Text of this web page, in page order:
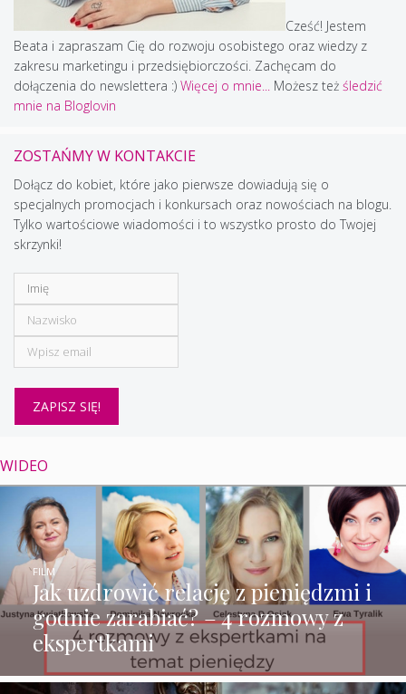
Cześć! Jestem
Beata i zapraszam Cię do rozwoju osobistego oraz wiedzy z
zakresu marketingu i przedsiębiorczości. Zachęcam do
dołączenia do newslettera :) Więcej o mnie... Możesz też śledzić
mnie na Bloglovin
ZOSTAŃMY W KONTAKCIE
Dołącz do kobiet, które jako pierwsze dowiadują się o
specjalnych promocjach i konkursach oraz nowościach na blogu.
Tylko wartościowe wiadomości i to wszystko prosto do Twojej
skrzynki!
WIDEO
Jak uzdrowić relację z pieniędzmi i
godnie zarabiać? – 4 rozmowy z
ekspertkami
FILM